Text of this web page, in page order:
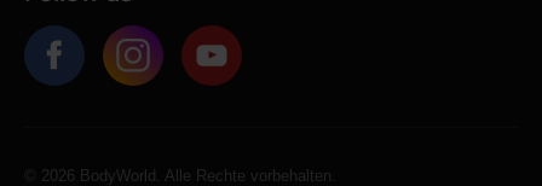
© 2026 BodyWorld. Alle Rechte vorbehalten.